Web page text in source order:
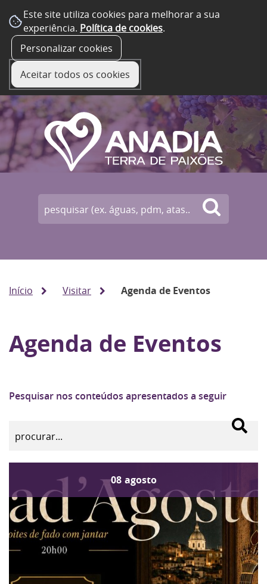
Este site utiliza cookies para melhorar a sua
experiência. Política de cookies.
Personalizar cookies
Aceitar todos os cookies
Início Visitar Agenda de Eventos
Agenda de Eventos
Pesquisar nos conteúdos apresentados a seguir
08 agosto